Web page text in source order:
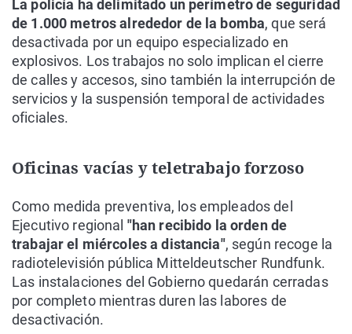
La policía ha delimitado un perímetro de seguridad
de 1.000 metros alrededor de la bomba, que será
desactivada por un equipo especializado en
explosivos. Los trabajos no solo implican el cierre
de calles y accesos, sino también la interrupción de
servicios y la suspensión temporal de actividades
oficiales.
Oficinas vacías y teletrabajo forzoso
Como medida preventiva, los empleados del
Ejecutivo regional "han recibido la orden de
trabajar el miércoles a distancia", según recoge la
radiotelevisión pública Mitteldeutscher Rundfunk.
Las instalaciones del Gobierno quedarán cerradas
por completo mientras duren las labores de
desactivación.